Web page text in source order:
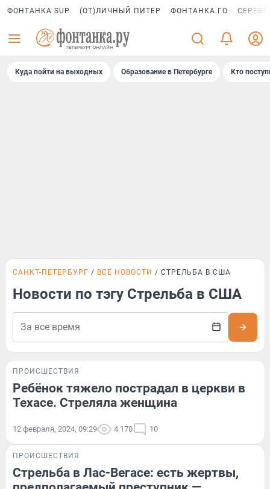
ФОНТАНКА SUP (ОТ)ЛИЧНЫЙ ПИТЕР ФОНТАНКА ГО
Куда пойти на выходных Образование в Петербурге Кто
САНКТ-ПЕТЕРБУРГ ВСЕ НОВОСТИ СТРЕЛЬБА В США
Новости по тэгу Стрельба в США
ПРОИСШЕСТВИЯ
Ребёнок тяжело пострадал в церкви в
Техасе. Стреляла женщина
12 февраля, 2024, 09:29 4 170 10
ПРОИСШЕСТВИЯ
Стрельба в Лас-Вегасе: есть жертвы,